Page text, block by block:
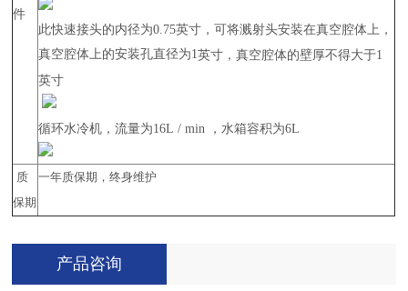
件
此快速接头的内径为0.75英寸，可将溅射头安装在真空腔体上，
真空腔体上的安装孔直径为1英寸，真空腔体的壁厚不得大于1
英寸
循环水冷机，流量为16L / min ，水箱容积为6L
质
保期
一年质保期，终身维护
产品咨询